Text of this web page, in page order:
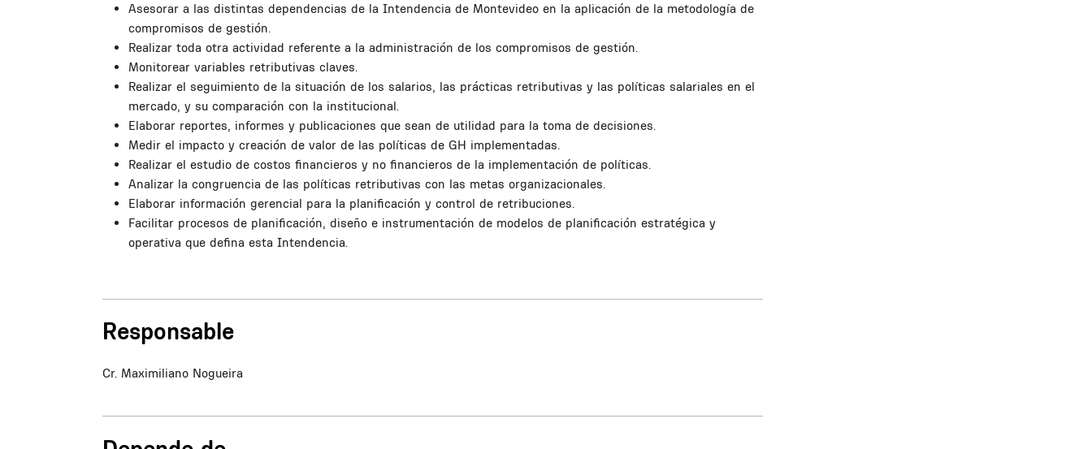
Asesorar a las distintas dependencias de la Intendencia de Montevideo en la aplicación de la metodología de
compromisos de gestión.
Realizar toda otra actividad referente a la administración de los compromisos de gestión.
Monitorear variables retributivas claves.
Realizar el seguimiento de la situación de los salarios, las prácticas retributivas y las políticas salariales en el
mercado, y su comparación con la institucional.
Elaborar reportes, informes y publicaciones que sean de utilidad para la toma de decisiones.
Medir el impacto y creación de valor de las políticas de GH implementadas.
Realizar el estudio de costos financieros y no financieros de la implementación de políticas.
Analizar la congruencia de las políticas retributivas con las metas organizacionales.
Elaborar información gerencial para la planificación y control de retribuciones.
Facilitar procesos de planificación, diseño e instrumentación de modelos de planificación estratégica y
operativa que defina esta Intendencia.
Responsable
Cr. Maximiliano Nogueira